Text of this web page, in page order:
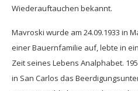
Wiederauftauchen bekannt.
Mavroski wurde am 24.09.1933 in
einer Bauernfamilie auf, lebte in
Zeit seines Lebens Analphabet.
in San Carlos das